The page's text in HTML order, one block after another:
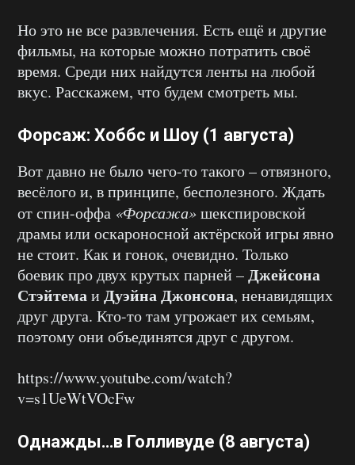
Но это не все развлечения. Есть ещё и другие
фильмы, на которые можно потратить своё
время. Среди них найдутся ленты на любой
вкус. Расскажем, что будем смотреть мы.
Форсаж: Хоббс и Шоу (1 августа)
Вот давно не было чего-то такого – отвязного,
весёлого и, в принципе, бесполезного. Ждать
от спин-оффа «Форсажа»шекспировской
драмы или оскароносной актёрской игры явно
не стоит. Как и гонок, очевидно. Только
боевик про двух крутых парней –Джейсона
Стэйтемаи Дуэйна Джонсона, ненавидящих
друг друга. Кто-то там угрожает их семьям,
поэтому они объединятся друг с другом.
https://www.youtube.com/watch?
v=s1UeWtVOcFw
Однажды…в Голливуде (8 августа)